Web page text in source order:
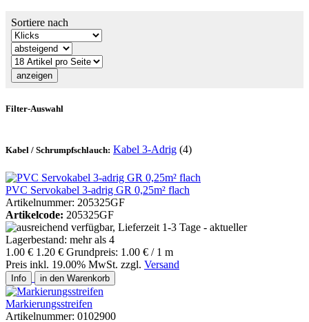
Sortiere nach
Filter-Auswahl
Kabel / Schrumpfschlauch: Kabel 3-Adrig (4)
PVC Servokabel 3-adrig GR 0,25m² flach
Artikelnummer: 205325GF
Artikelcode: 205325GF
1.00 € 1.20 € Grundpreis: 1.00 € / 1 m
Preis inkl. 19.00% MwSt. zzgl. Versand
Info in den Warenkorb
Markierungsstreifen
Artikelnummer: 0102900